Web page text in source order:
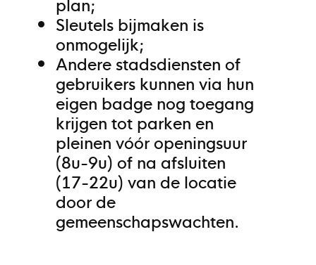
Sleutels bijmaken is
onmogelijk;
Andere stadsdiensten of
gebruikers kunnen via hun
eigen badge nog toegang
krijgen tot parken en
pleinen vóór openingsuur
(8u-9u) of na afsluiten
(17-22u) van de locatie
door de
gemeenschapswachten.